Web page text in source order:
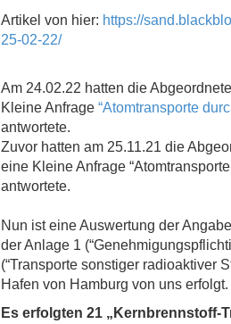
Artikel von hier: https://
25-02-22/
Am 24.02.22 hatten die
Kleine Anfrage “Atomtransporte
antwortete.
Zuvor hatten am 25.11.21 die
eine Kleine Anfrage
antwortete.
Nun ist eine Auswertung der
der Anlage 1
(“Transporte sonstiger radioaktiver
Hafen von Hamburg von uns erfolgt.
Es erfolgten 21 „Kernbrennstoff-